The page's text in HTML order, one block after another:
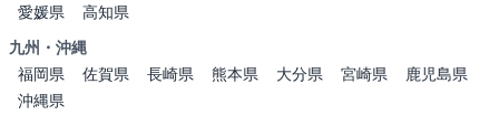
愛媛県
高知県
九州・沖縄
福岡県
佐賀県 長崎県 熊本県 大分県 宮崎県
鹿児島県
沖縄県